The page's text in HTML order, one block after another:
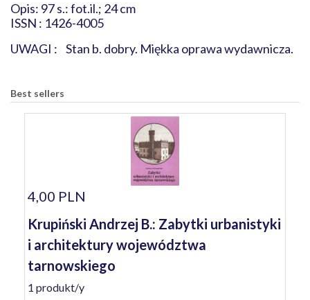
Opis: 97 s.: fot.il.; 24 cm
ISSN : 1426-4005
UWAGI : Stan b. dobry. Miękka oprawa wydawnicza.
Best sellers
4,00 PLN
Krupiński Andrzej B.: Zabytki urbanistyki
i architektury województwa
tarnowskiego
1 produkt/y